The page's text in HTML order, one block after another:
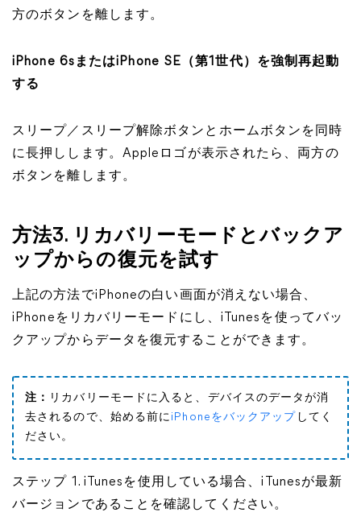
方のボタンを離します。
iPhone 6sまたはiPhone SE（第1世代）を強制再起動
する
スリープ／スリープ解除ボタンとホームボタンを同時
に長押しします。Appleロゴが表示されたら、両方の
ボタンを離します。
方法3. リカバリーモードとバックア
ップからの復元を試す
上記の方法でiPhoneの白い画面が消えない場合、
iPhoneをリカバリーモードにし、iTunesを使ってバッ
クアップからデータを復元することができます。
注： リカバリーモードに入ると、デバイスのデータが消
去されるので、始める前に iPhoneをバックアップ してく
ださい。
ステップ 1. iTunesを使用している場合、iTunesが最新
バージョンであることを確認してください。